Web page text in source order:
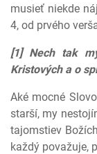
musieť niekde
4, od prvého
[1] Nech tak
Kristových a o
Aké mocné
starší, my
tajomstiev
každý považuje,